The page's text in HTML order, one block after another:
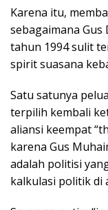
Karena itu,
sebagaimana
tahun 1994 sulit
spirit suasana
Satu satunya
terpilih kembali
aliansi keempat
karena Gus
adalah politisi
kalkulasi politik di